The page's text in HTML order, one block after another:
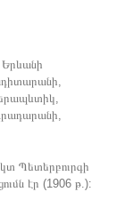
Երևանի
Պետերբուրգի
էր (1906 թ.):